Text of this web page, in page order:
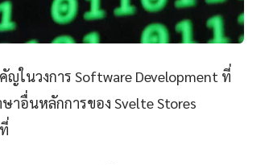
ญในวงการ Software Development ที่
าอื่นหลักการของ Svelte Stores